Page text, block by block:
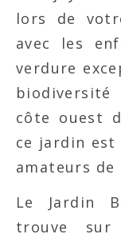
lors de
avec les
verdure
côte ouest
ce jardin
amateurs
Le Jardin
trouve sur